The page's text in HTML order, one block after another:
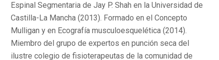
Espinal Segmentaria de Jay P. Shah en la Universidad de
Castilla-La Mancha (2013). Formado en el Concepto
Mulligan y en Ecografía musculoesquelética (2014).
Miembro del grupo de expertos en punción seca del
ilustre colegio de fisioterapeutas de la comunidad de